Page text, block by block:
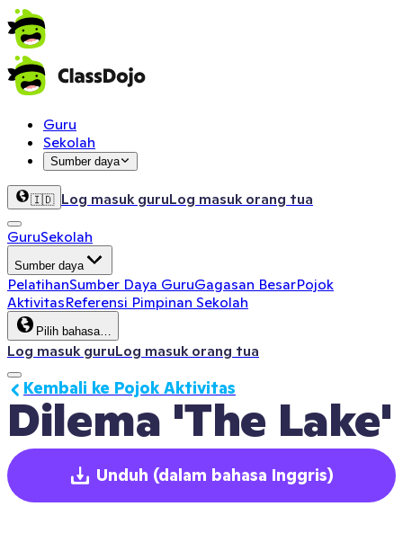
Guru
Sekolah
Sumber daya
🇮🇩 Log masuk guruLog masuk orang tua
GuruSekolah
Sumber daya
PelatihanSumber Daya GuruGagasan BesarPojok
AktivitasReferensi Pimpinan Sekolah
Pilih bahasa…
Log masuk guruLog masuk orang tua
Dilema 'The Lake'
Kembali ke Pojok Aktivitas
Unduh (dalam bahasa Inggris)